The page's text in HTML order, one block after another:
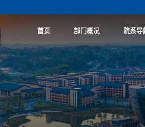
首页 部门概况 院系导